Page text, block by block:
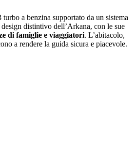
a benzina supportato da un sistema
distintivo dell’Arkana, con le sue
di famiglie e viaggiatori. L’abitacolo,
a rendere la guida sicura e piacevole.